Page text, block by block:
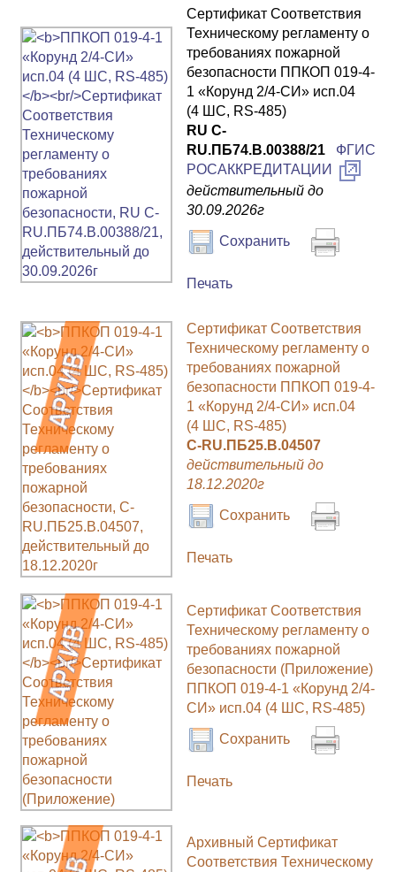
Сертификат Соответствия
Техническому регламенту о
требованиях пожарной
безопасности ППКОП 019-4-
1 «Корунд 2/4-СИ» исп.04
(4 ШС, RS-485)
RU C-
RU.ПБ74.В.00388/21
ФГИС
РОСАККРЕДИТАЦИИ
действительный до
30.09.2026г
Сохранить
Печать
Сертификат Соответствия
Техническому регламенту о
требованиях пожарной
безопасности ППКОП 019-4-
1 «Корунд 2/4-СИ» исп.04
(4 ШС, RS-485)
C-RU.ПБ25.В.04507
действительный до
18.12.2020г
Сохранить
Печать
Сертификат Соответствия
Техническому регламенту о
требованиях пожарной
безопасности (Приложение)
ППКОП 019-4-1 «Корунд 2/4-
СИ» исп.04 (4 ШС, RS-485)
Сохранить
Печать
Архивный Сертификат
Соответствия Техническому